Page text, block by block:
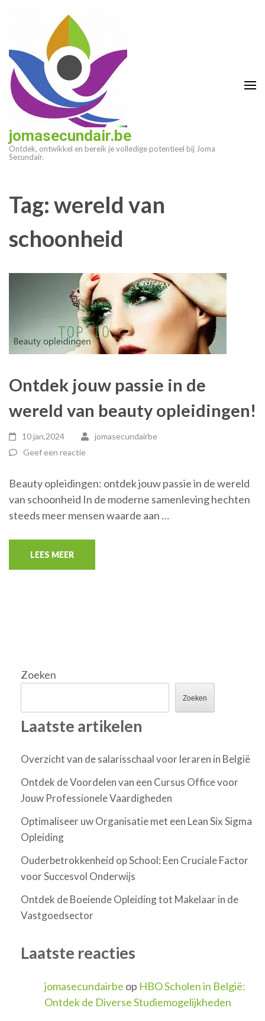
(druk
enter)
jomasecundair.be
Ontdek, ontwikkel en bereik je volledige potentieel bij Joma
Secundair.
Tag:wereld van
schoonheid
Ontdek jouw passie in de
wereld van beauty opleidingen!
10 jan,2024
jomasecundairbe
Geef een reactie
Beauty opleidingen: ontdek jouw passie in de wereld
van schoonheid In de moderne samenleving hechten
steeds meer mensen waarde aan …
LEES MEER
Zoeken
Zoeken
Laatste artikelen
Overzicht van de salarisschaal voor leraren in België
Ontdek de Voordelen van een Cursus Office voor
Jouw Professionele Vaardigheden
Optimaliseer uw Organisatie met een Lean Six Sigma
Opleiding
Ouderbetrokkenheid op School: Een Cruciale Factor
voor Succesvol Onderwijs
Ontdek de Boeiende Opleiding tot Makelaar in de
Vastgoedsector
Laatste reacties
jomasecundairbe op HBO Scholen in België:
Ontdek de Diverse Studiemogelijkheden